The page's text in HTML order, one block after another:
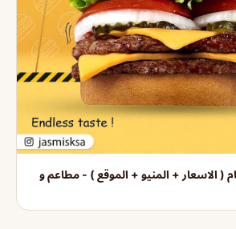
( الاسعار + المنيو + الموقع ) - مطاعم و